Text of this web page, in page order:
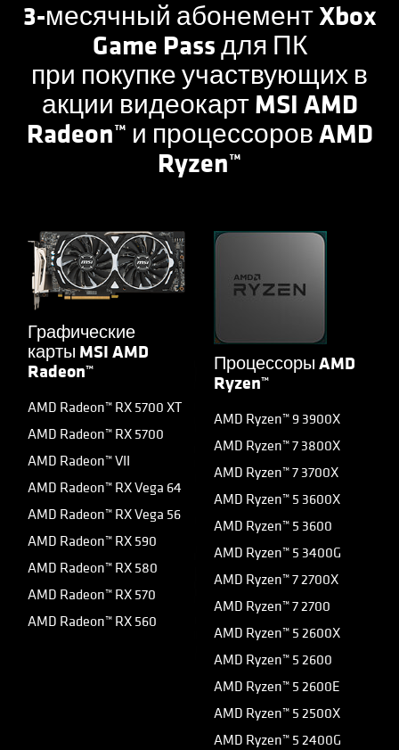
3-месячный абонемент Xbox
Game Pass для ПК
при покупке участвующих в
акции видеокарт MSI AMD
Radeon™ и процессоров AMD
Ryzen™
Графические
карты MSI AMD
Radeon™
AMD Radeon™ RX 5700 XT
AMD Radeon™ RX 5700
AMD Radeon™ VII
AMD Radeon™ RX Vega 64
AMD Radeon™ RX Vega 56
AMD Radeon™ RX 590
AMD Radeon™ RX 580
AMD Radeon™ RX 570
AMD Radeon™ RX 560
Процессоры AMD
Ryzen™
AMD Ryzen™ 9 3900X
AMD Ryzen™ 7 3800X
AMD Ryzen™ 7 3700X
AMD Ryzen™ 5 3600X
AMD Ryzen™ 5 3600
AMD Ryzen™ 5 3400G
AMD Ryzen™ 7 2700X
AMD Ryzen™ 7 2700
AMD Ryzen™ 5 2600X
AMD Ryzen™ 5 2600
AMD Ryzen™ 5 2600E
AMD Ryzen™ 5 2500X
AMD Ryzen™ 5 2400G